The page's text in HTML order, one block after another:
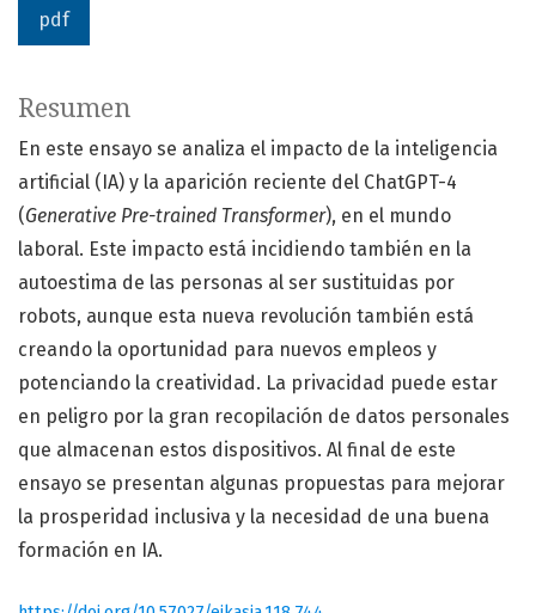
pdf
Resumen
En este ensayo se analiza el impacto de la inteligencia
artificial (IA) y la aparición reciente del ChatGPT-4
(Generative Pre-trained Transformer), en el mundo
laboral. Este impacto está incidiendo también en la
autoestima de las personas al ser sustituidas por
robots, aunque esta nueva revolución también está
creando la oportunidad para nuevos empleos y
potenciando la creatividad. La privacidad puede estar
en peligro por la gran recopilación de datos personales
que almacenan estos dispositivos. Al final de este
ensayo se presentan algunas propuestas para mejorar
la prosperidad inclusiva y la necesidad de una buena
formación en IA.